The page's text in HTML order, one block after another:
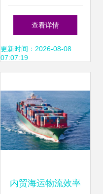
国内贸易代理视角
下的哈弗独赢现象
查看详情
更新时间：2026-08-08
07:07:19
内贸海运物流效率